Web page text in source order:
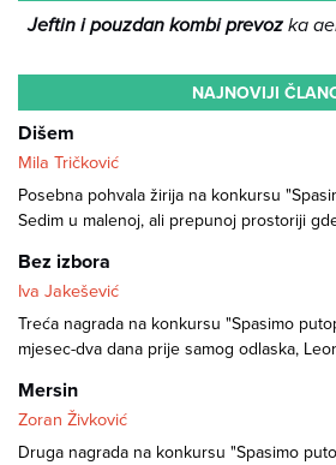
Jeftin i pouzdan kombi prevozka
NAJNOVIJI
Dišem
Mila Tričković
Posebna pohvala žirija na konkursu
Sedim u malenoj, ali prepunoj prostoriji
Bez izbora
Iva Jakešević
Treća nagrada na konkursu "Spasimo
mjesec-dva dana prije samog odlaska,
Mersin
Zoran Živković
Druga nagrada na konkursu "Spasimo